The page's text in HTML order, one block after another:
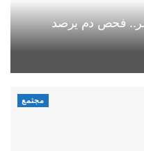
فحص دم يرصد
مجتمع